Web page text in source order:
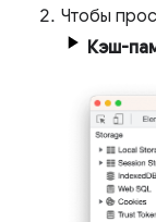
Чтобы
Кэш-